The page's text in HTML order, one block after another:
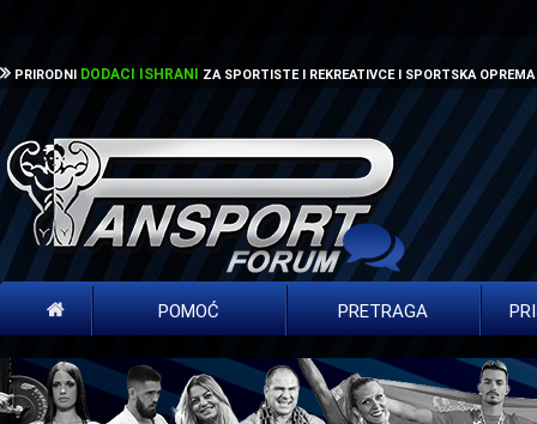
PRIRODNI DODACI ISHRANI ZA SPORTISTE I REKREATIVCE I SPORTSKA OPREMA
POMOĆ PRETRAGA